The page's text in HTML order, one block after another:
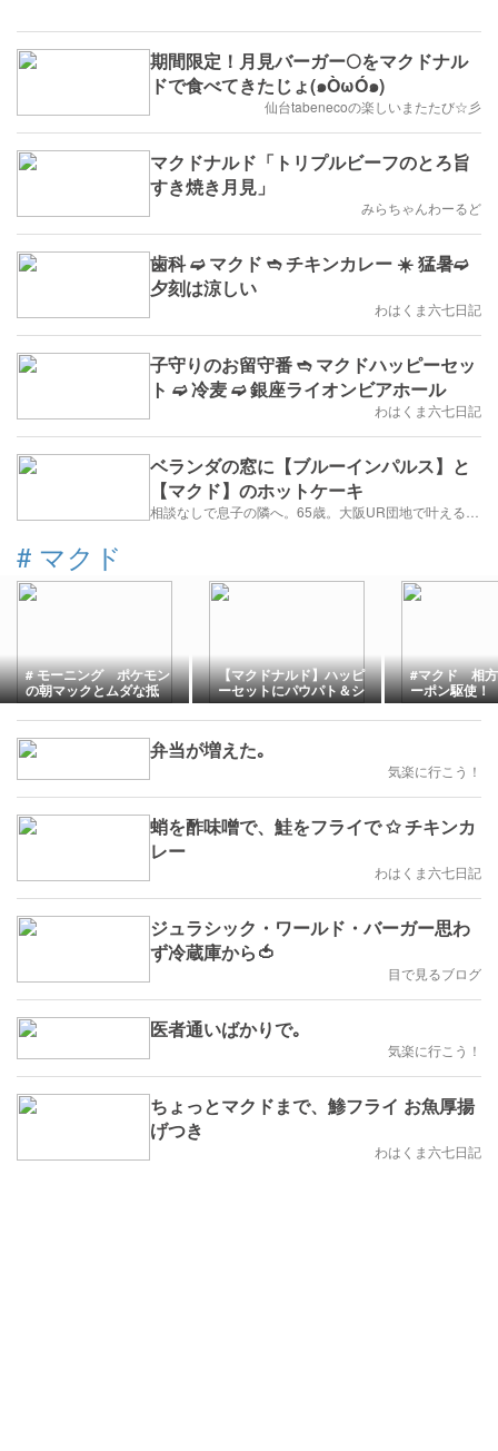
期間限定！月見バーガー🌕をマクドナル
ドで食べてきたじょ(๑ÒωÓ๑)
仙台tabenecoの楽しいまたたび☆彡
マクドナルド「トリプルビーフのとろ旨
すき焼き月見」
みらちゃんわーるど
歯科 ➫ マクド ➬ チキンカレー ☀️ 猛暑➫
夕刻は涼しい
わはくま六七日記
子守りのお留守番 ➬ マクドハッピーセッ
ト ➫ 冷麦 ➫ 銀座ライオンビアホール
わはくま六七日記
ベランダの窓に【ブルーインパルス】と
【マクド】のホットケーキ
# マクド
# モーニング ポケモン
の朝マックとムダな抵
抗 2026.7.25朝
【マクドナルド】ハッピ
ーセットにパウパト＆シ
ナモロールが登場！購入
レポ♪
#マクド 相
ーポン駆使
弁当が増えた｡
気楽に行こう！
蛸を酢味噌で、鮭をフライで ✩ チキンカ
レー
わはくま六七日記
ジュラシック・ワールド・バーガー思わ
ず冷蔵庫から🍅
目で見るブログ
医者通いばかりで｡
気楽に行こう！
ちょっとマクドまで、鯵フライ お魚厚揚
げつき
わはくま六七日記